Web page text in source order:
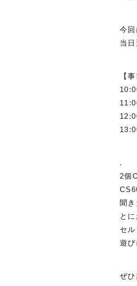
今
当
【
.
2個
聞
と
セ
遊
ぜ